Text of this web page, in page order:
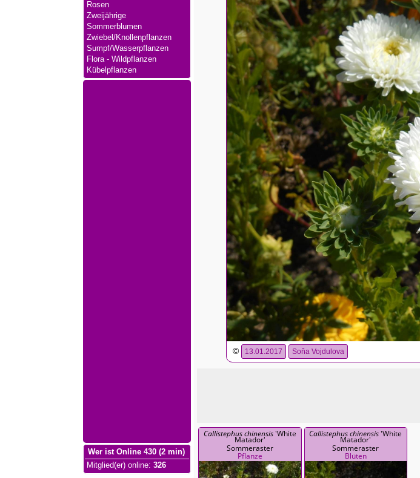
© 13.01.2017 Soňa Vojdulova
Callistephus chinensis'White
Matador'
Sommeraster
Pflanze
Callistephus chinensis'White
Matador'
Sommeraster
Blüten
Rosen
Zweijährige
Sommerblumen
Zwiebel/Knollenpflanzen
Sumpf/Wasserpflanzen
Flora - Wildpflanzen
Kübelpflanzen
Wer ist Online 430 (2 min)
Mitglied(er) online: 326